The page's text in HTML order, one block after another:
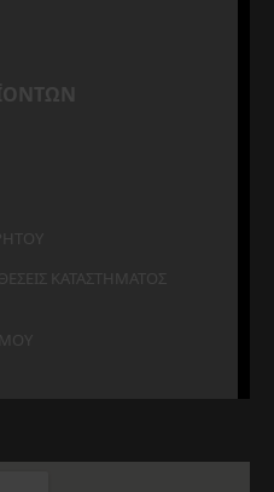
ΚΑΤΑΣΤΗΜΑΤΟΣ